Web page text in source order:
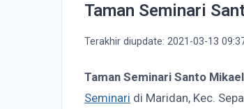
Taman Seminari
Terakhir diupdate: 2021-03-13
Taman Seminari Santo Mikael
Seminari di Maridan, Kec.